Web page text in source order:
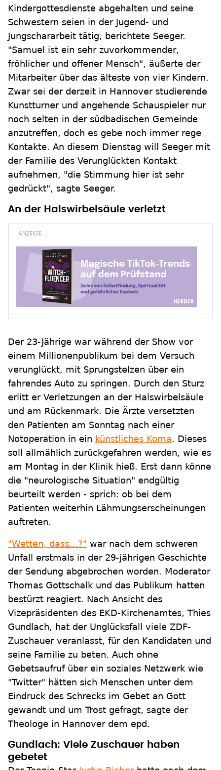
Kindergottesdienste abgehalten und seine
Schwestern seien in der Jugend- und
Jungschararbeit tätig, berichtete Seeger.
"Samuel ist ein sehr zuvorkommender,
fröhlicher und offener Mensch", äußerte der
Mitarbeiter über das älteste von vier Kindern.
Zwar sei der derzeit in Hannover studierende
Kunstturner und angehende Schauspieler nur
noch selten in der südbadischen Gemeinde
anzutreffen, doch es gebe noch immer rege
Kontakte. An diesem Dienstag will Seeger mit
der Familie des Verunglückten Kontakt
aufnehmen, "die Stimmung hier ist sehr
gedrückt", sagte Seeger.
An der Halswirbelsäule verletzt
Der 23-Jährige war während der Show vor
einem Millionenpublikum bei dem Versuch
verunglückt, mit Sprungstelzen über ein
fahrendes Auto zu springen. Durch den Sturz
erlitt er Verletzungen an der Halswirbelsäule
und am Rückenmark. Die Ärzte versetzten
den Patienten am Sonntag nach einer
Notoperation in ein künstliches Koma. Dieses
soll allmählich zurückgefahren werden, wie es
am Montag in der Klinik hieß. Erst dann könne
die "neurologische Situation" endgültig
beurteilt werden - sprich: ob bei dem
Patienten weiterhin Lähmungserscheinungen
auftreten.
"Wetten, dass...?" war nach dem schweren
Unfall erstmals in der 29-jährigen Geschichte
der Sendung abgebrochen worden. Moderator
Thomas Gottschalk und das Publikum hatten
bestürzt reagiert. Nach Ansicht des
Vizepräsidenten des EKD-Kirchenamtes, Thies
Gundlach, hat der Unglücksfall viele ZDF-
Zuschauer veranlasst, für den Kandidaten und
seine Familie zu beten. Auch ohne
Gebetsaufruf über ein soziales Netzwerk wie
"Twitter" hätten sich Menschen unter dem
Eindruck des Schrecks im Gebet an Gott
gewandt und um Trost gefragt, sagte der
Theologe in Hannover dem epd.
Gundlach: Viele Zuschauer haben
gebetet